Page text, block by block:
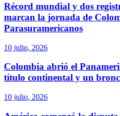
Récord mundial y dos
marcan la jornada de
Parasuramericanos
10 julio, 2026
Colombia abrió el
título continental y un
10 julio, 2026